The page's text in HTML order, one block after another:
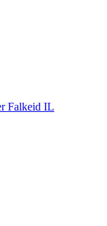
Falkeid IL